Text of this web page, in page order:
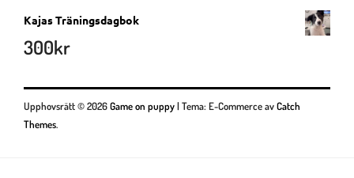
Kajas Träningsdagbok
300kr
Upphovsrätt © 2026Game on puppy|Tema: E-Commerce avCatch
Themes.